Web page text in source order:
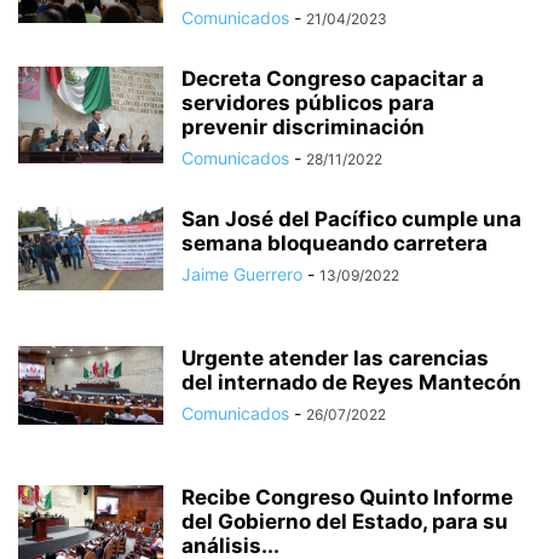
Comunicados - 21/04/2023
Decreta Congreso capacitar a
servidores públicos para
prevenir discriminación
Comunicados - 28/11/2022
San José del Pacífico cumple una
semana bloqueando carretera
Jaime Guerrero - 13/09/2022
Urgente atender las carencias
del internado de Reyes Mantecón
Comunicados - 26/07/2022
Recibe Congreso Quinto Informe
del Gobierno del Estado, para su
análisis...